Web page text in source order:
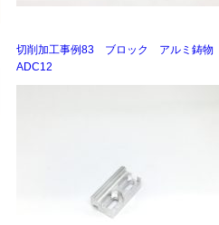
切削加工事例83 ブロック アルミ鋳物
ADC12